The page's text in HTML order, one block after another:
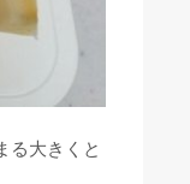
る大きくと